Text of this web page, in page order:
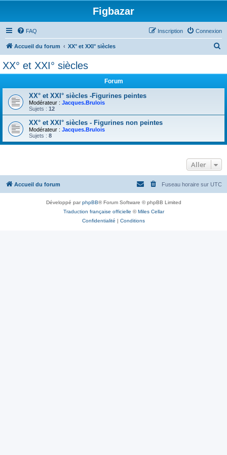
Figbazar
FAQ Connexion
Inscription
Accueil du forum XX° et XXI° siècles
e
XX° et XXI° siècles
Forum
XX° et XXI° siècles -Figurines peintes
Modérateur : Jacques.Brulois
Sujets : 12
XX° et XXI° siècles - Figurines non peintes
Modérateur : Jacques.Brulois
Sujets : 8
Aller
Accueil du forum Fuseau horaire sur UTC
Développé parphpBB® Forum Software © phpBB Limited
Traduction française officielle ©Miles Cellar
Confidentialité | Conditions